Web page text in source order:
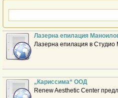
Лазерна епилация
Лазерна епилация в Студио
„Кариссима“ ООД
Renew Aesthetic Center